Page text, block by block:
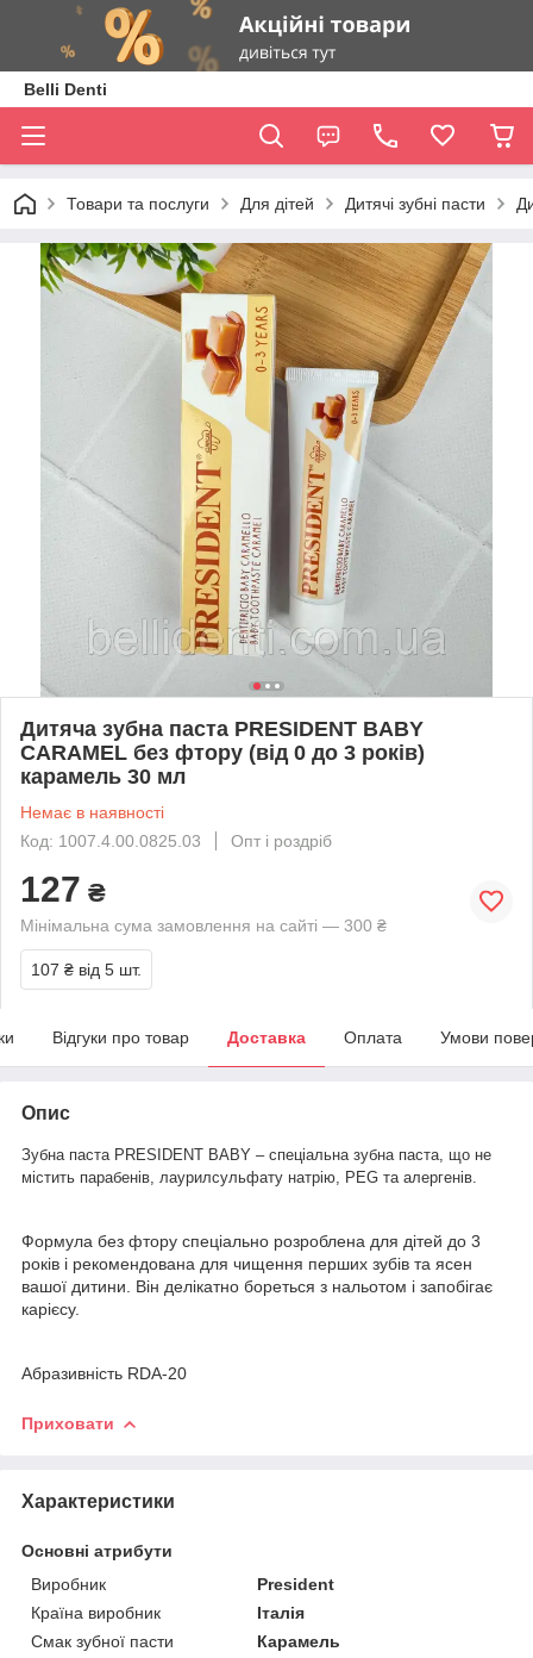
Belli Denti
Товари та послуги Для дітей Дитячі зубні пасти
Дитяча зубна паста PRESIDENT BABY
CARAMEL без фтору (від 0 до 3 років)
карамель 30 мл
Немає в наявності
Код: 1007.4.00.0825.03
Опт і роздріб
127 ₴
Мінімальна сума замовлення на сайті — 300 ₴
107 ₴ від 5 шт.
Відгуки про товар Доставка Оплата Умови
Опис
Зубна паста PRESIDENT BABY – спеціальна зубна паста, що не
містить парабенів, лаурилсульфату натрію, PEG та алергенів.
Формула без фтору спеціально розроблена для дітей до 3
років і рекомендована для чищення перших зубів та ясен
вашої дитини. Він делікатно бореться з нальотом і запобігає
карієсу.
Абразивність RDA-20
Приховати
Характеристики
Основні атрибути
Виробник
President
Країна виробник
Італія
Смак зубної пасти
Карамель